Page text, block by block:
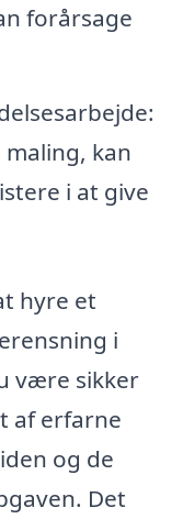
forårsage
kan
i at give
hyre et
i
være sikker
af erfarne
og de
Det